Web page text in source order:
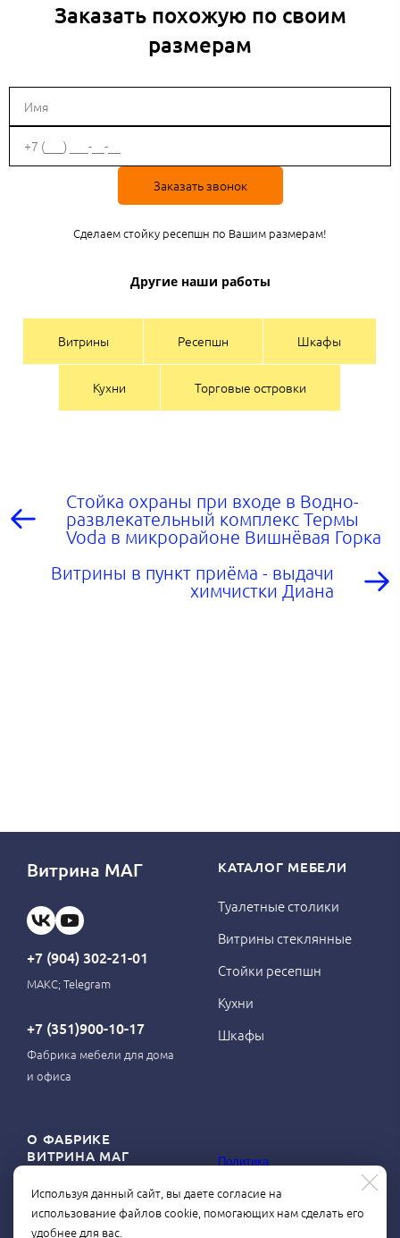
Заказать похожую по своим
размерам
Заказать звонок
Сделаем стойку ресепшн по Вашим размерам!
Другие наши работы
Витрины Ресепшн Шкафы
Кухни Торговые островки
Стойка охраны при входе в Водно-
развлекательный комплекс Термы
Voda в микрорайоне Вишнёвая Горка
Витрины в пункт приёма - выдачи
химчистки Диана
Витрина МАГ
+7 (904) 302-21-01
МАКС; Telegram
+7 (351)900-10-17
Фабрика мебели для дома
и офиса
КАТАЛОГ МЕБЕЛИ
Туалетные столики
Витрины стеклянные
Стойки ресепшн
Кухни
Шкафы
О ФАБРИКЕ
ВИТРИНА МАГ
О магазине
Контакты
Политика
Используя данный сайт, вы даете согласие на
использование файлов cookie, помогающих нам сделать его
удобнее для вас.